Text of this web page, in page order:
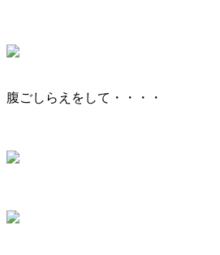
腹ごしらえをして・・・・